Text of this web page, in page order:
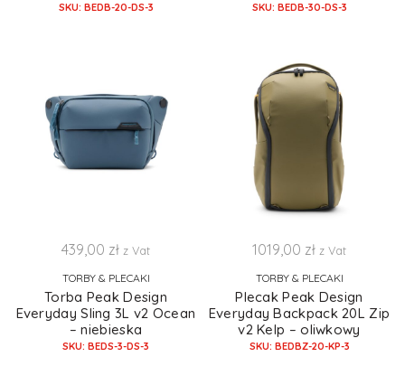
SKU: BEDB-20-DS-3 SKU: BEDB-30-DS-3
439,00 zł z Vat
TORBY & PLECAKI
Torba Peak Design
Everyday Sling 3L v2 Ocean
– niebieska
SKU: BEDS-3-DS-3
1019,00 zł z Vat
TORBY & PLECAKI
Plecak Peak Design
Everyday Backpack 20L Zip
v2 Kelp – oliwkowy
SKU: BEDBZ-20-KP-3